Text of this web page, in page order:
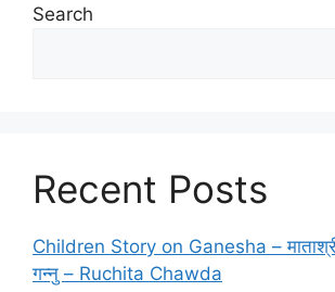
Search
Recent Posts
Children Story on Ganesha –
गन्नु – Ruchita Chawda